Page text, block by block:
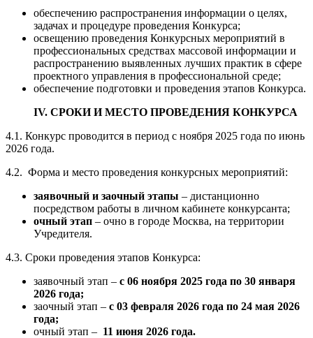
обеспечению распространения информации о целях,
задачах и процедуре проведения Конкурса;
освещению проведения Конкурсных мероприятий в
профессиональных средствах массовой информации и
распространению выявленных лучших практик в сфере
проектного управления в профессиональной среде;
обеспечение подготовки и проведения этапов Конкурса.
IV. СРОКИ И МЕСТО ПРОВЕДЕНИЯ КОНКУРСА
4.1. Конкурс проводится в период с ноября 2025 года по июнь
2026 года.
4.2. Форма и место проведения конкурсных мероприятий:
заявочный и заочный этапы – дистанционно
посредством работы в личном кабинете конкурсанта;
очный этап – очно в городе Москва, на территории
Учредителя.
4.3. Сроки проведения этапов Конкурса:
заявочный этап – с 06 ноября 2025 года по 30 января
2026 года;
заочный этап – с 03 февраля 2026 года по 24 мая 2026
года;
очный этап – 11 июня 2026 года.